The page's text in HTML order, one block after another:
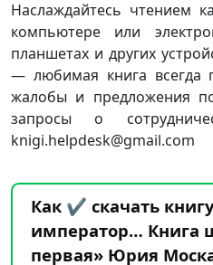
Наслаждайтесь чтением
компьютере или
планшетах и других
— любимая книга всегда
жалобы и предложения
запросы о
knigi.helpdesk@gmail.com
Как ✔️ скачать
император… Книга
первая» Юрия